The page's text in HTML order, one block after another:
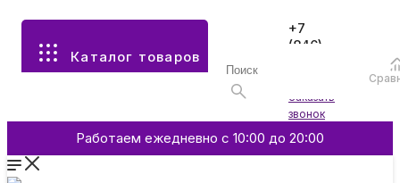
Каталог товаров
+7
(846)
Заказать
звонок
Работаем ежедневно с 10:00 до 20:00
Аксессуары
Смартфоны и гаджеты